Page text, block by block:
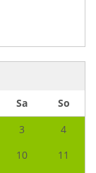
Sa
So
3
4
10
11